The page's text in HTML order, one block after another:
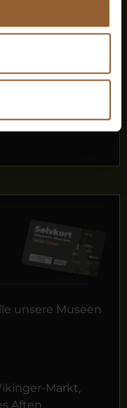
Aften
unsere Museen
Markt,
Aften